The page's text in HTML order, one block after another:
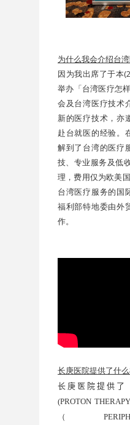
为什么我会介绍台
因为我出席了于本
举办「台湾医疗怎
会及台湾医疗技术
新的医疗技术，亦
赴台就医的经验。
解到了台湾的医疗
技、专业服务及低
理，费用仅为欧美
台湾医疗服务的国
福利部特地委由外
作。
长庚医院提供了什
长庚医院提供了
(PROTON
（